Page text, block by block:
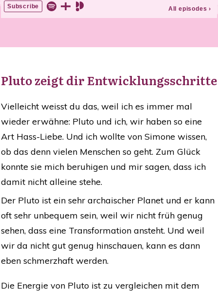
Pluto zeigt dir Entwicklungsschritte
Vielleicht weisst du das, weil ich es immer mal
wieder erwähne: Pluto und ich, wir haben so eine
Art Hass-Liebe. Und ich wollte von Simone wissen,
ob das denn vielen Menschen so geht. Zum Glück
konnte sie mich beruhigen und mir sagen, dass ich
damit nicht alleine stehe.
Der Pluto ist ein sehr archaischer Planet und er kann
oft sehr unbequem sein, weil wir nicht früh genug
sehen, dass eine Transformation ansteht. Und weil
wir da nicht gut genug hinschauen, kann es dann
eben schmerzhaft werden.
Die Energie von Pluto ist zu vergleichen mit dem